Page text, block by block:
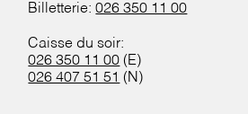
Billetterie:026 350 11 00
Caisse du soir:
026 350 11 00 (E)
026 407 51 51 (N)